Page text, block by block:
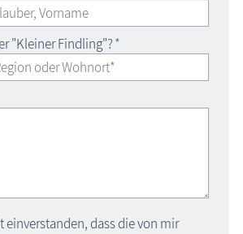
"Kleiner Findling"?*
einverstanden, dass die von mir